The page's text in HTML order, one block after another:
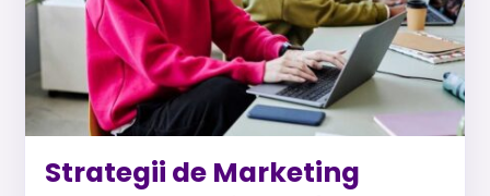
Strategii de Marketing